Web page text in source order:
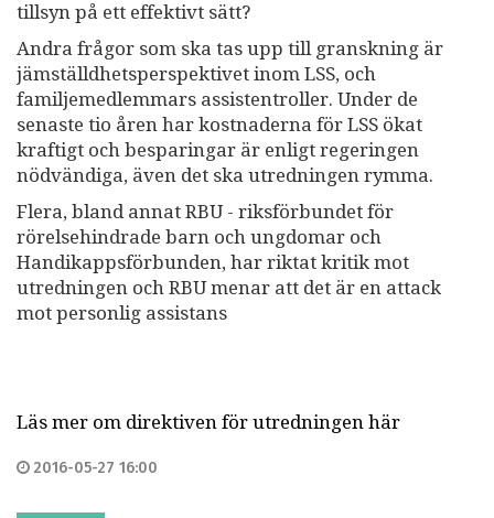
tillsyn på ett effektivt sätt?
Andra frågor som ska tas upp till granskning är
jämställdhetsperspektivet inom LSS, och
familjemedlemmars assistentroller. Under de
senaste tio åren har kostnaderna för LSS ökat
kraftigt och besparingar är enligt regeringen
nödvändiga, även det ska utredningen rymma.
Flera, bland annat RBU - riksförbundet för
rörelsehindrade barn och ungdomar och
Handikappsförbunden, har riktat kritik mot
utredningen och RBU menar att det är en attack
mot personlig assistans
Läs mer om direktiven för utredningen här
2016-05-27 16:00